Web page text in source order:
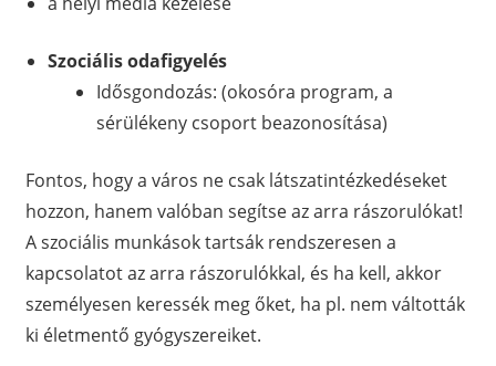
Szociális odafigyelés
Idősgondozás: (okosóra program, a
sérülékeny csoport beazonosítása)
Fontos, hogy a város ne csak látszatintézkedéseket
hozzon, hanem valóban segítse az arra rászorulókat!
A szociális munkások tartsák rendszeresen a
kapcsolatot az arra rászorulókkal, és ha kell, akkor
személyesen keressék meg őket, ha pl. nem váltották
ki életmentő gyógyszereiket.